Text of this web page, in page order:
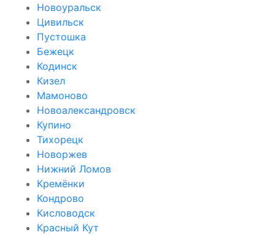
Новоуральск
Цивильск
Пустошка
Бежецк
Кодинск
Кизел
Мамоново
Новоалександровск
Купино
Тихорецк
Новоржев
Нижний Ломов
Кремёнки
Кондрово
Кисловодск
Красный Кут